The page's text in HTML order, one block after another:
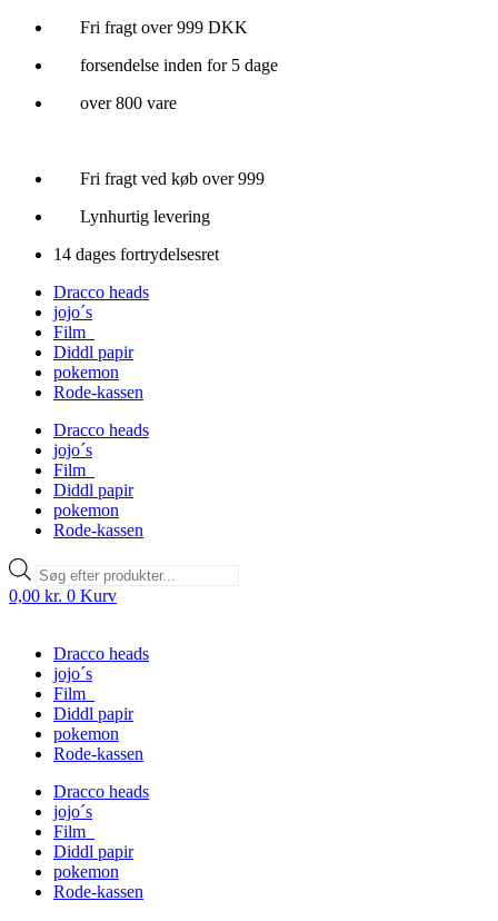
Videre
indhold
Fri fragt over 999 DKK
forsendelse inden for 5 dage
over 800 vare
Fri fragt ved køb over 999
Lynhurtig levering
14 dages fortrydelsesret
Dracco heads
jojo´s
Film
Diddl papir
pokemon
Rode-kassen
Dracco heads
jojo´s
Film
Diddl papir
pokemon
Rode-kassen
Products
search
0,00 kr. 0 Kurv
Dracco heads
jojo´s
Film
Diddl papir
pokemon
Rode-kassen
Dracco heads
jojo´s
Film
Diddl papir
pokemon
Rode-kassen